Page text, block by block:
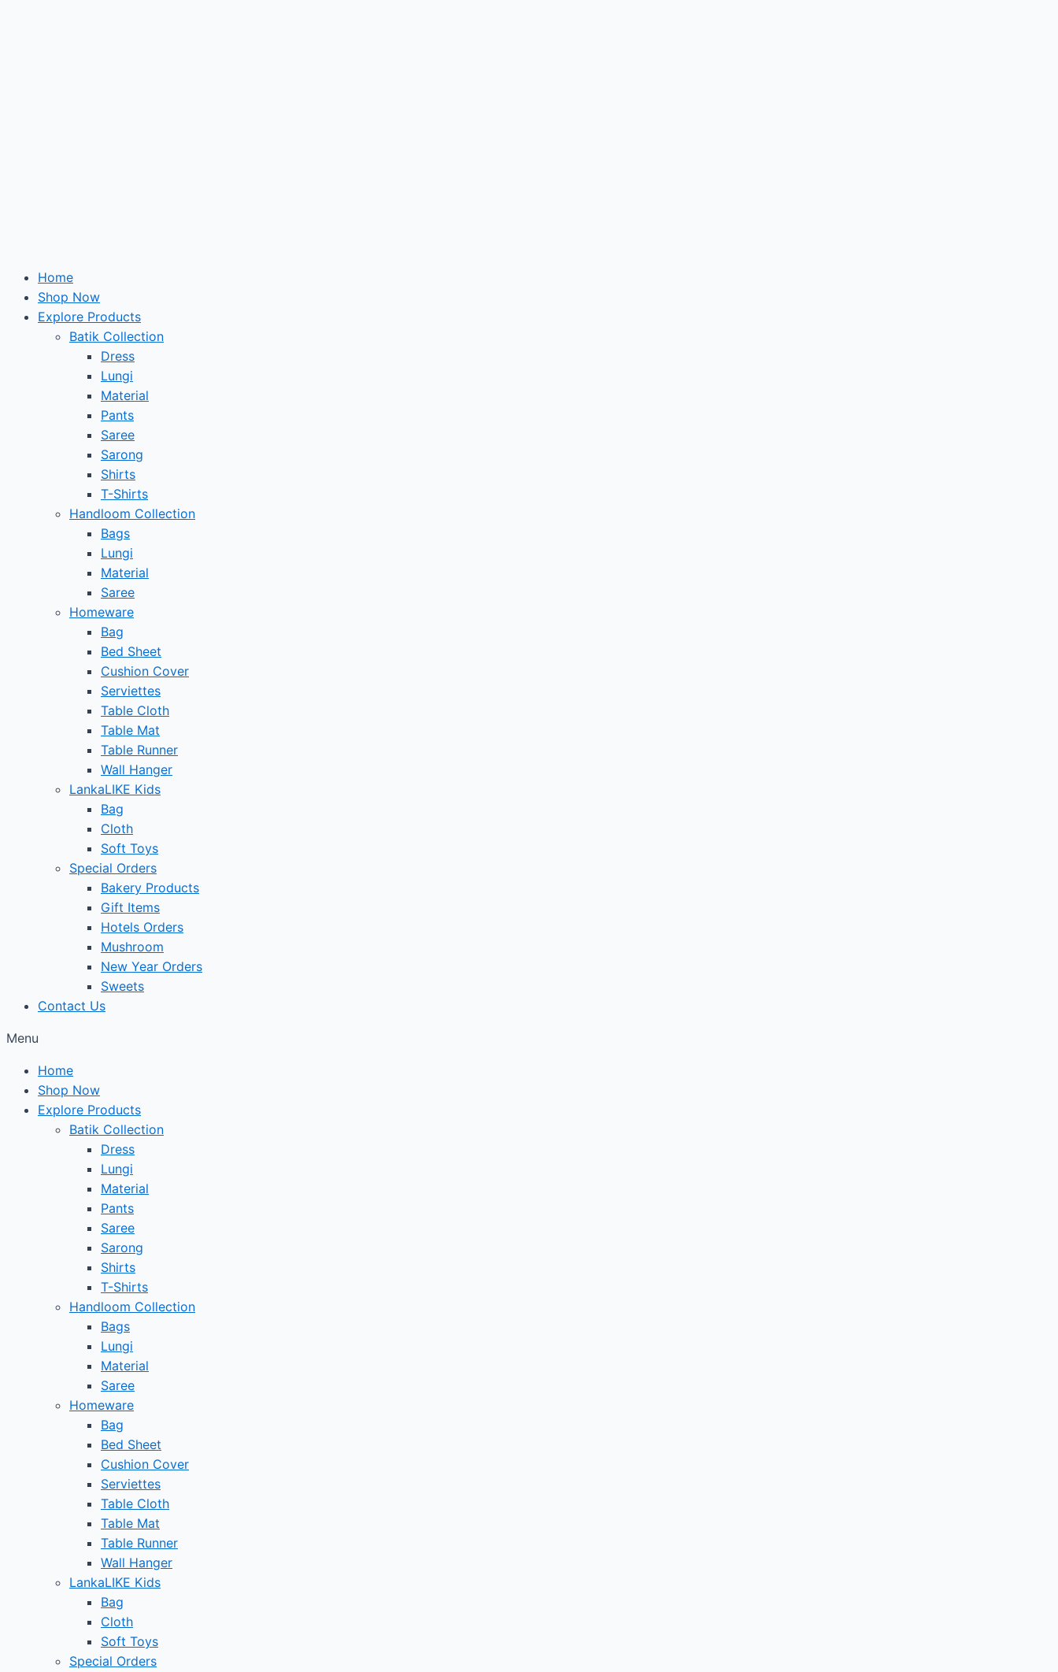
Home
Shop Now
Explore Products
Batik Collection
Dress
Lungi
Material
Pants
Saree
Sarong
Shirts
T-Shirts
Handloom Collection
Bags
Lungi
Material
Saree
Homeware
Bag
Bed Sheet
Cushion Cover
Serviettes
Table Cloth
Table Mat
Table Runner
Wall Hanger
LankaLIKE Kids
Bag
Cloth
Soft Toys
Special Orders
Bakery Products
Gift Items
Hotels Orders
Mushroom
New Year Orders
Sweets
Contact Us
Menu
Home
Shop Now
Explore Products
Batik Collection
Dress
Lungi
Material
Pants
Saree
Sarong
Shirts
T-Shirts
Handloom Collection
Bags
Lungi
Material
Saree
Homeware
Bag
Bed Sheet
Cushion Cover
Serviettes
Table Cloth
Table Mat
Table Runner
Wall Hanger
LankaLIKE Kids
Bag
Cloth
Soft Toys
Special Orders